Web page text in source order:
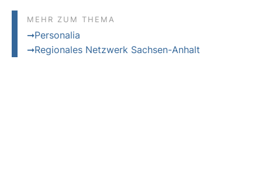
MEHR ZUM THEMA
Personalia
Regionales Netzwerk Sachsen-Anhalt